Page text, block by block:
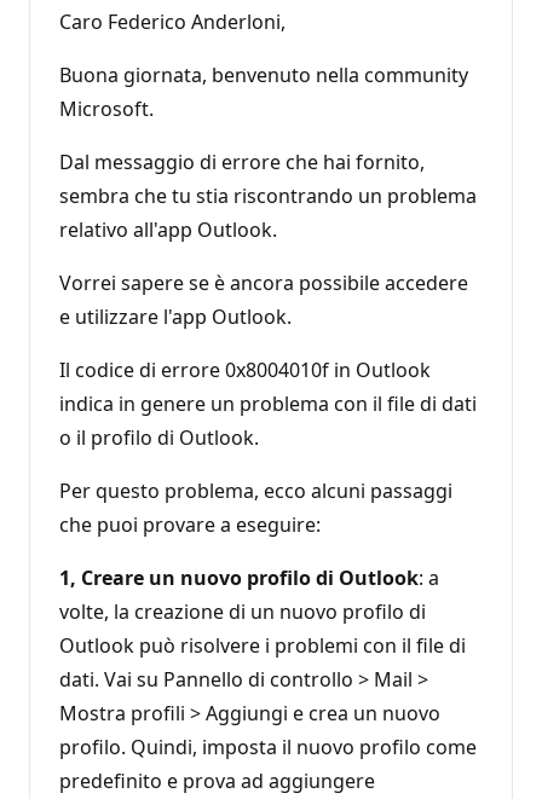
Caro Federico Anderloni,
Buona giornata, benvenuto nella community
Microsoft.
Dal messaggio di errore che hai fornito,
sembra che tu stia riscontrando un problema
relativo all'app Outlook.
Vorrei sapere se è ancora possibile accedere
e utilizzare l'app Outlook.
Il codice di errore 0x8004010f in Outlook
indica in genere un problema con il file di dati
o il profilo di Outlook.
Per questo problema, ecco alcuni passaggi
che puoi provare a eseguire:
1, Creare un nuovo profilo di Outlook: a
volte, la creazione di un nuovo profilo di
Outlook può risolvere i problemi con il file di
dati. Vai su Pannello di controllo > Mail >
Mostra profili > Aggiungi e crea un nuovo
profilo. Quindi, imposta il nuovo profilo come
predefinito e prova ad aggiungere